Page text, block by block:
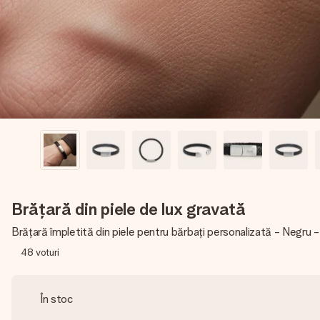
Brățară din piele de lux gravată
Brățară împletită din piele pentru bărbați personalizată - Negru
48 voturi
În stoc